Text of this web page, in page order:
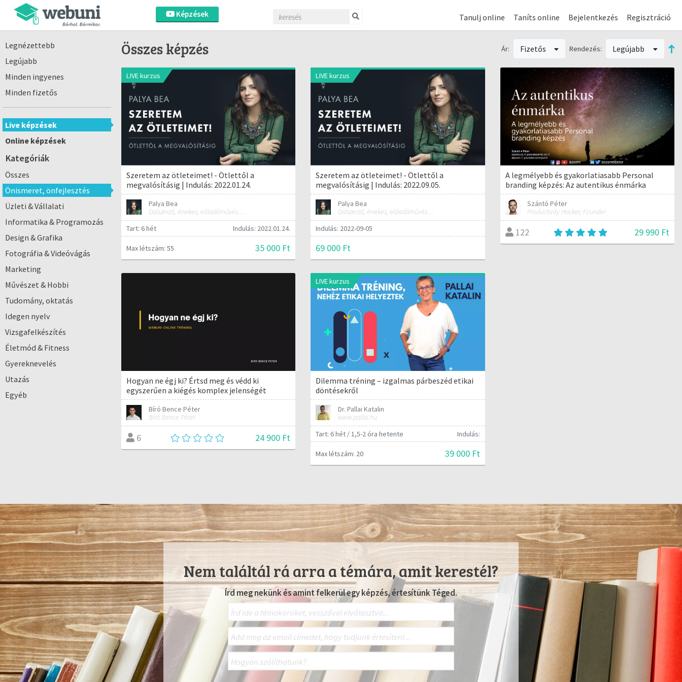
Képzések Tanulj online Taníts online Bejelentkezés Regisztráció
Legnézettebb
Legújabb
Minden ingyenes
Minden fizetős
Live képzések
Online képzések
Kategóriák
Összes
Önismeret, önfejlesztés
Üzleti & Vállalati
Informatika & Programozás
Design & Grafika
Fotográfia & Videóvágás
Marketing
Művészet & Hobbi
Tudomány, oktatás
Idegen nyelv
Vizsgafelkészítés
Életmód & Fitness
Gyereknevelés
Utazás
Egyéb
Összes képzés Ár: Fizetős Rendezés: Legújabb
LIVE kurzus
Szeretem az ötleteimet! - Ötlettől a
megvalósításig | Indulás: 2022.01.24.
Palya Bea
Dalszerző, énekes, előadóművész és tréner
Tart: 6 hét
Indulás: 2022.01.24.
Max létszám: 55 35 000 Ft
LIVE kurzus
Szeretem az ötleteimet! - Ötlettől a
megvalósításig | Indulás: 2022.09.05.
Palya Bea
Dalszerző, énekes, előadóművész és tréner
Indulás: 2022-09-05
69 000 Ft
A legmélyebb és gyakorlatiasabb Personal
branding képzés: Az autentikus énmárka
Szántó Péter
Productivity Hacker, Founder
122 29 990 Ft
Hogyan ne égj ki? Értsd meg és védd ki
egyszerűen a kiégés komplex jelenségét
Bíró Bence Péter
Bíró Bence Péter
6 24 900 Ft
LIVE kurzus
Dilemma tréning – izgalmas párbeszéd etikai
döntésekről
Dr. Pallai Katalin
www.pallai.hu
Tart: 6 hét / 1,5-2 óra hetente
Indulás:
Max létszám: 20 39 000 Ft
Nem találtál rá arra a témára, amit kerestél?
Írd meg nekünk és amint felkerül egy képzés, értesítünk Téged.